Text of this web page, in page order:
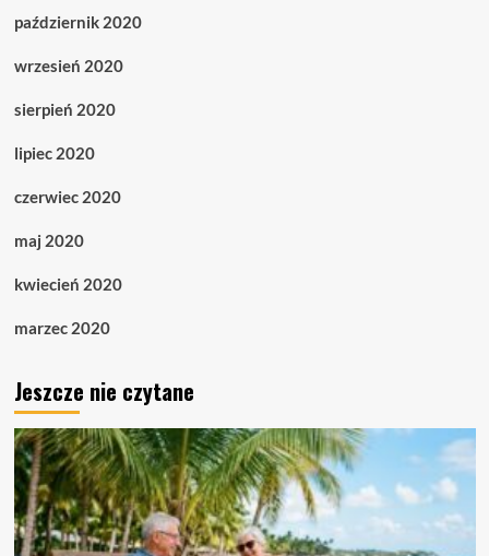
październik 2020
wrzesień 2020
sierpień 2020
lipiec 2020
czerwiec 2020
maj 2020
kwiecień 2020
marzec 2020
Jeszcze nie czytane